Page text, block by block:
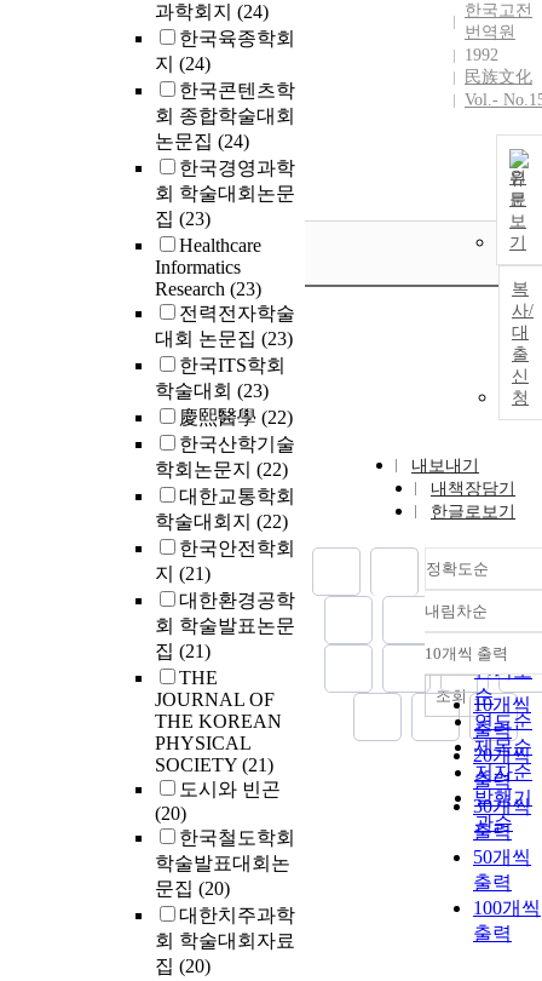
과학회지 (24)
한국육종학회
지 (24)
한국콘텐츠학
회 종합학술대회
논문집 (24)
한국경영과학
회 학술대회논문
집 (23)
Healthcare
Informatics
Research (23)
전력전자학술
대회 논문집 (23)
한국ITS학회
학술대회 (23)
慶熙醫學 (22)
한국산학기술
학회논문지 (22)
대한교통학회
학술대회지 (22)
한국안전학회
지 (21)
대한환경공학
회 학술발표논문
집 (21)
THE
JOURNAL OF
THE KOREAN
PHYSICAL
SOCIETY (21)
도시와 빈곤
(20)
한국철도학회
학술발표대회논
문집 (20)
대한치주과학
회 학술대회자료
집 (20)
한국고전
번역원
1992
民族文化
Vol.-
원
문
보
기
복
사/
대
출
신
청
내보내기
내책장담기
한글로보기
정확도순
정확도
순
인기도
순
연도순
제목순
저자순
발행기
관순
내림차순
내림차
10개씩 출력
10개씩
출력
20개씩
출력
30개씩
출력
50개씩
출력
100개씩
출력
조회